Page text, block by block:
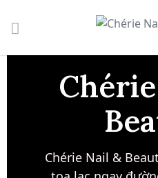
Chérie Nail &